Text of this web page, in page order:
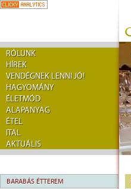
RÓLUNK
HÍREK
VENDÉGNEK LENNI JÓ!
HAGYOMÁNY
ÉLETMÓD
ALAPANYAG
ÉTEL
ITAL
AKTUÁLIS
BARABÁS ÉTTEREM